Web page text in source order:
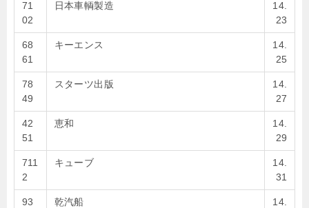
71
02
日本車輌製造
14.
23
68
61
キーエンス
14.
25
78
49
スターツ出版
14.
27
42
51
恵和
14.
29
711
2
キューブ
14.
31
93
乾汽船
14.